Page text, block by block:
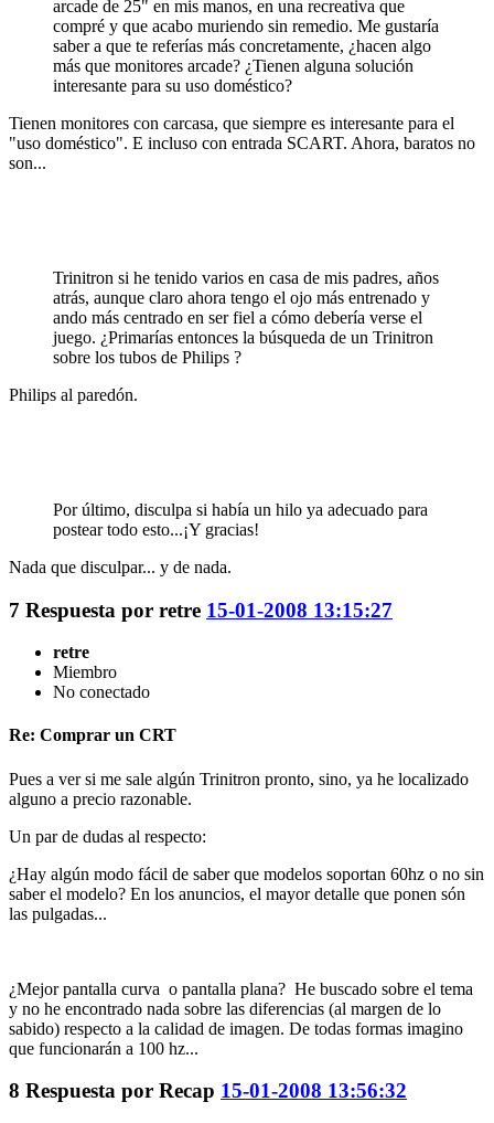
arcade de 25" en mis manos, en una recreativa que
compré y que acabo muriendo sin remedio. Me gustaría
saber a que te referías más concretamente, ¿hacen algo
más que monitores arcade? ¿Tienen alguna solución
interesante para su uso doméstico?
Tienen monitores con carcasa, que siempre es interesante para el
"uso doméstico". E incluso con entrada SCART. Ahora, baratos no
son...
Trinitron si he tenido varios en casa de mis padres, años
atrás, aunque claro ahora tengo el ojo más entrenado y
ando más centrado en ser fiel a cómo debería verse el
juego. ¿Primarías entonces la búsqueda de un Trinitron
sobre los tubos de Philips ?
Philips al paredón.
Por último, disculpa si había un hilo ya adecuado para
postear todo esto...¡Y gracias!
Nada que disculpar... y de nada.
7 Respuesta por retre 15-01-2008 13:15:27
retre
Miembro
No conectado
Re: Comprar un CRT
Pues a ver si me sale algún Trinitron pronto, sino, ya he localizado
alguno a precio razonable.
Un par de dudas al respecto:
¿Hay algún modo fácil de saber que modelos soportan 60hz o no sin
saber el modelo? En los anuncios, el mayor detalle que ponen són
las pulgadas...
¿Mejor pantalla curva o pantalla plana? He buscado sobre el tema
y no he encontrado nada sobre las diferencias (al margen de lo
sabido) respecto a la calidad de imagen. De todas formas imagino
que funcionarán a 100 hz...
8 Respuesta por Recap 15-01-2008 13:56:32